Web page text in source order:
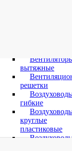
вытяжные
решетки
гибкие
круглые
пластиковые